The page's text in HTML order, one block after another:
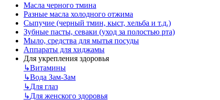
Масла черного тмина
Разные масла холодного отжима
Сыпучие (черный тмин, кыст, хельба и т.д.)
Зубные пасты, севаки (уход за полостью рта)
Мыло, средства для мытья посуды
Аппараты для хиджамы
Для укрепления здоровья
↳Витамины
↳Вода Зам-Зам
↳Для глаз
↳Для женского здоровья